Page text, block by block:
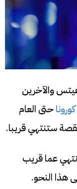
والآخرين
حتى العام
ستنتهي قريبا.
عما قريب
هذا النحو.